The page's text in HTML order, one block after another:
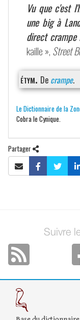
Vu que c'est
une big à
direct crampe
kaille », Street
étym. De crampe.
Le Dictionnaire de la
Cobra le Cynique.
Partager
Suivre